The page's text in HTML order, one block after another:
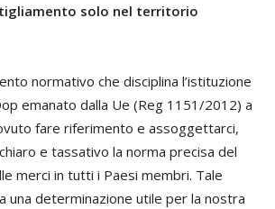
solo nel territorio
normativo che disciplina l’istituzione
emanato dalla Ue (Reg 1151/2012) a
fare riferimento e assoggettarci,
e tassativo la norma precisa del
merci in tutti i Paesi membri. Tale
una determinazione utile per la nostra